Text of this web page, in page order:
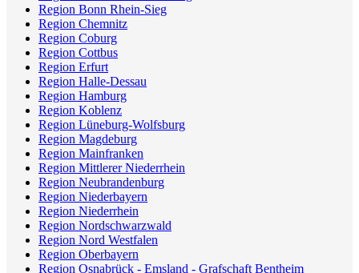
Region Bonn Rhein-Sieg
Region Chemnitz
Region Coburg
Region Cottbus
Region Erfurt
Region Halle-Dessau
Region Hamburg
Region Koblenz
Region Lüneburg-Wolfsburg
Region Magdeburg
Region Mainfranken
Region Mittlerer Niederrhein
Region Neubrandenburg
Region Niederbayern
Region Niederrhein
Region Nordschwarzwald
Region Nord Westfalen
Region Oberbayern
Region Osnabrück - Emsland - Grafschaft Bentheim